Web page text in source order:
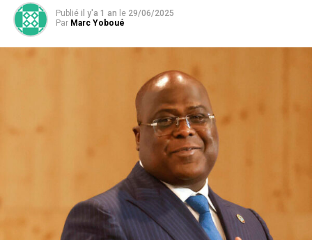
Publié il y'a 1 an le 29/06/2025
Par Marc Yoboué